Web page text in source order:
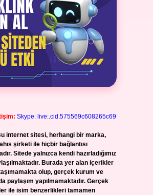
Skype: live:.cid.575569c608265c69
internet sitesi, herhangi bir marka,
şirketi ile hiçbir bağlantısı
Sitede yalnızca kendi hazırladığımız
Burada yer alan içerikler
olup, gerçek kurum ve
paylaşım yapılmamaktadır. Gerçek
ile isim benzerlikleri tamamen